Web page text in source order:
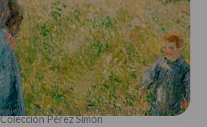
1884. Colección Pérez Simón © Arturo Piera
Colección Pérez Simón